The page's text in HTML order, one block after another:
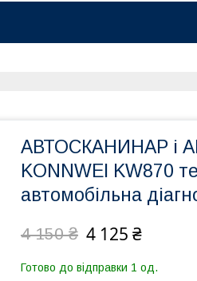
АВТОСКАНИНАР і
KONNWEI KW870
автомобільна
4 150 ₴ 4 125 ₴
Готово до відправки 1 од.